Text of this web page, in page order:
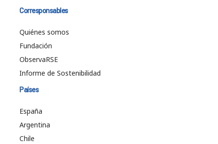
Corresponsables
Quiénes somos
Fundación
ObservaRSE
Informe de Sostenibilidad
Países
España
Argentina
Chile